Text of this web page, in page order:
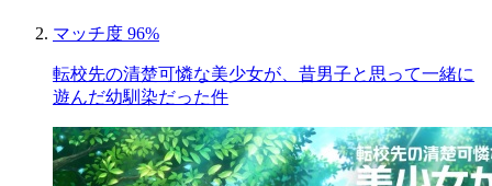
マッチ度 96%
転校先の清楚可憐な美少女が、昔男子と思って一緒に
遊んだ幼馴染だった件